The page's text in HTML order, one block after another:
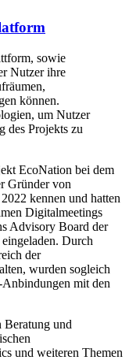
sowie
Nutzer ihre
können.
um Nutzer
des Projekts zu
EcoNation bei dem
Gründer von
kennen und hatten
Digitalmeetings
Advisory Board der
Durch
der
wurden sogleich
mit den
Beratung und
und weiteren Themen